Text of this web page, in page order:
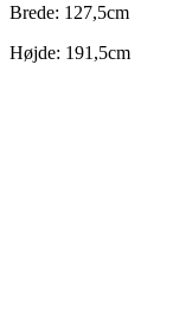
Brede: 127,5cm
Højde: 191,5cm